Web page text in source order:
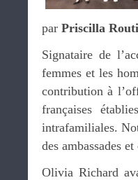
par Priscilla
Signataire de
femmes et les
contribution à
françaises
intrafamiliales.
des ambassades
Olivia Richard